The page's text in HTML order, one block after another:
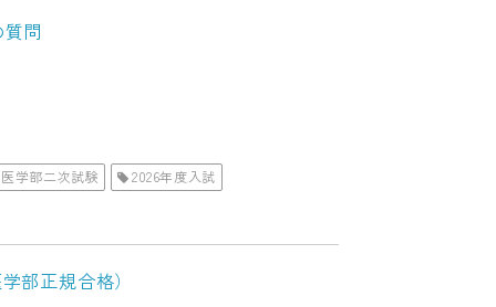
問
医学部二次試験 2026年度入試
正規合格）